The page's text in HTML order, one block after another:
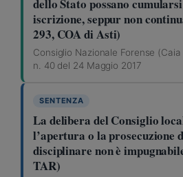
dello Stato possano
iscrizione, seppur non
293, COA di Asti)
Consiglio Nazionale Forense
n. 40 del 24 Maggio 2017
SENTENZA
La delibera del Consiglio
l’apertura o la prosecuzione
disciplinare non è
TAR)